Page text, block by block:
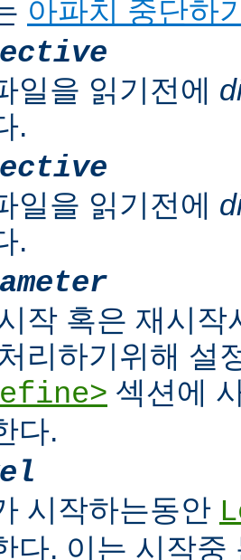
아파치 중단하
일을 읽기전에
.
일을 읽기전에
.
작 혹은 재시작
리하기위해 설
섹션에
다.
시작하는동안
다. 이는 시작중